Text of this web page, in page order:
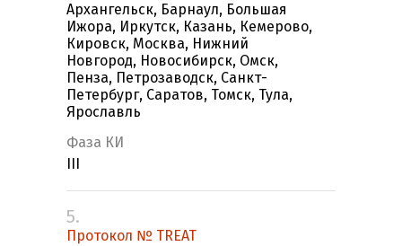
Архангельск, Барнаул, Большая
Ижора, Иркутск, Казань, Кемерово,
Кировск, Москва, Нижний
Новгород, Новосибирск, Омск,
Пенза, Петрозаводск, Санкт-
Петербург, Саратов, Томск, Тула,
Ярославль
Фаза КИ
5.
Протокол № TREAT